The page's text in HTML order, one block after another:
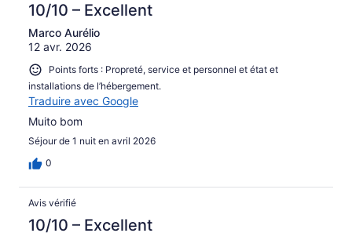
10/10 – Excellent
Marco Aurélio
12 avr. 2026
Points forts : Propreté, service et personnel et état et
installations de l’hébergement.
Traduire avec Google
Muito bom
Séjour de 1 nuit en avril 2026
0
Avis vérifié
10/10 – Excellent